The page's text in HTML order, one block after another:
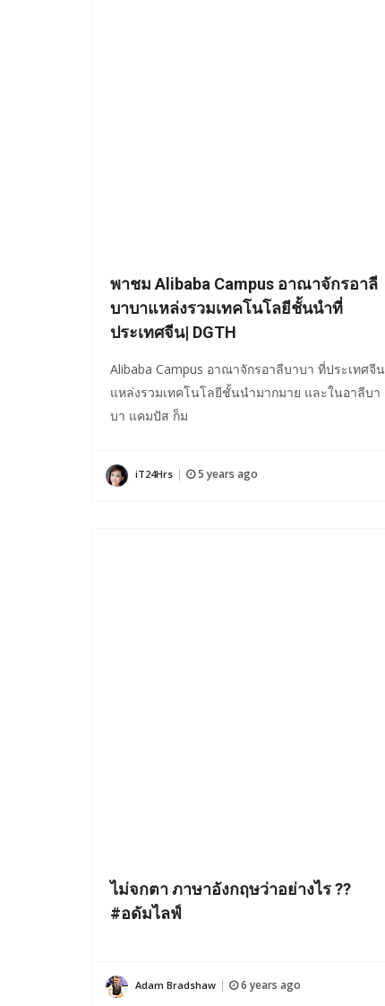
พาชม Alibaba Campus อาณาจักรอาลี
บาบาแหล่งรวมเทคโนโลยีชั้นนำที่
ประเทศจีน| DGTH
Alibaba Campus อาณาจักรอาลีบาบา ที่ประเทศจีน
แหล่งรวมเทคโนโลยีชั้นนำมากมาย และในอาลีบา
บา แคมปัส ก็ม
iT24Hrs 5 years ago
ไม่จกตา ภาษาอังกฤษว่าอย่างไร ??
#อดัมไลฟ์
Adam Bradshaw 6 years ago